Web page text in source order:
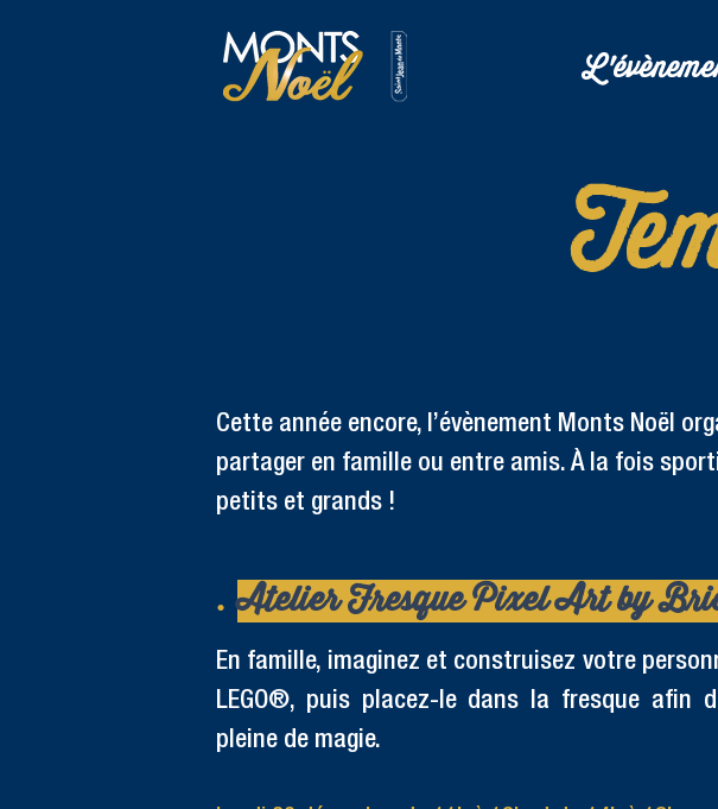
Cette année encore, l’évènement Monts Noël
partager en famille ou entre amis. À la fois
petits et grands !
​.Atelier Fresque Pixel Art by
En famille, imaginez et construisez votre
LEGO®, puis placez-le dans la fresque afin
pleine de magie.